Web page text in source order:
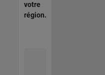
votre
région.